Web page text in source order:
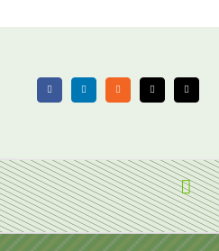
FacebookLinkedIn Rss X Email